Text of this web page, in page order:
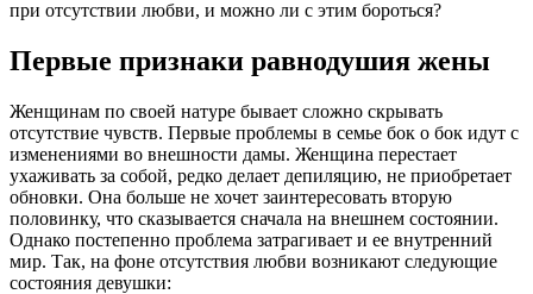
при отсутствии любви, и можно ли с этим бороться?
Первые признаки равнодушия жены
Женщинам по своей натуре бывает сложно скрывать
отсутствие чувств. Первые проблемы в семье бок о бок идут с
изменениями во внешности дамы. Женщина перестает
ухаживать за собой, редко делает депиляцию, не приобретает
обновки. Она больше не хочет заинтересовать вторую
половинку, что сказывается сначала на внешнем состоянии.
Однако постепенно проблема затрагивает и ее внутренний
мир. Так, на фоне отсутствия любви возникают следующие
состояния девушки: